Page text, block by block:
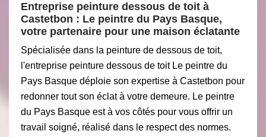
Entreprise peinture dessous de toit à
Castetbon : Le peintre du Pays Basque,
votre partenaire pour une maison éclatante
Spécialisée dans la peinture de dessous de toit,
l'entreprise peinture dessous de toit Le peintre du
Pays Basque déploie son expertise à Castetbon pour
redonner tout son éclat à votre demeure. Le peintre
du Pays Basque est à vos côtés pour vous offrir un
travail soigné, réalisé dans le respect des normes.